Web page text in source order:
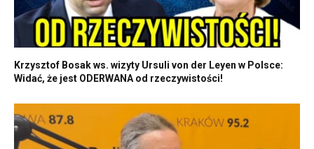
Krzysztof Bosak ws. wizyty Ursuli von der Leyen w Polsce:
Widać, że jest ODERWANA od rzeczywistości!